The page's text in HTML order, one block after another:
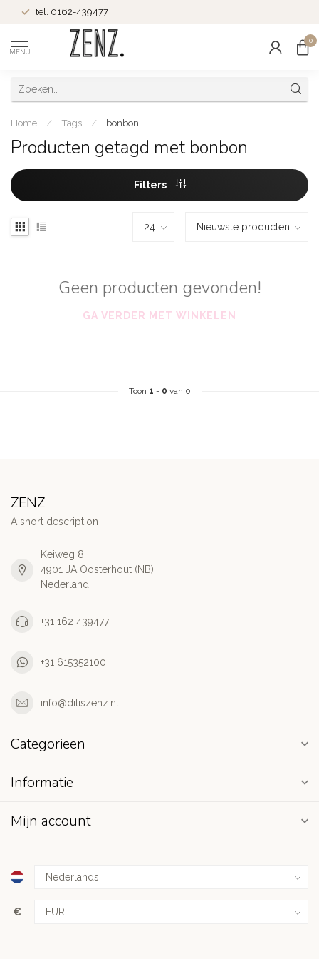
tel. 0162-439477
MENU
0
Home / Tags / bonbon
Producten getagd met bonbon
Filters
Geen producten gevonden!
GA VERDER MET WINKELEN
Toon 1 - 0 van 0
ZENZ
A short description
Keiweg 8
4901 JA Oosterhout (NB)
Nederland
+31 162 439477
+31 615352100
info@ditiszenz.nl
Categorieën
Informatie
Mijn account
€